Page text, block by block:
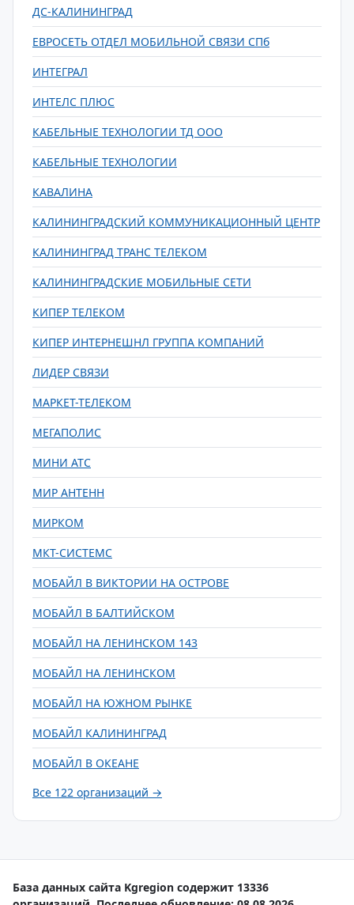
ДС-КАЛИНИНГРАД
ЕВРОСЕТЬ ОТДЕЛ МОБИЛЬНОЙ СВЯЗИ СПб
ИНТЕГРАЛ
ИНТЕЛС ПЛЮС
КАБЕЛЬНЫЕ ТЕХНОЛОГИИ ТД ООО
КАБЕЛЬНЫЕ ТЕХНОЛОГИИ
КАВАЛИНА
КАЛИНИНГРАДСКИЙ КОММУНИКАЦИОННЫЙ ЦЕНТР
КАЛИНИНГРАД ТРАНС ТЕЛЕКОМ
КАЛИНИНГРАДСКИЕ МОБИЛЬНЫЕ СЕТИ
КИПЕР ТЕЛЕКОМ
КИПЕР ИНТЕРНЕШНЛ ГРУППА КОМПАНИЙ
ЛИДЕР СВЯЗИ
МАРКЕТ-ТЕЛЕКОМ
МЕГАПОЛИС
МИНИ АТС
МИР АНТЕНН
МИРКОМ
МКТ-СИСТЕМС
МОБАЙЛ В ВИКТОРИИ НА ОСТРОВЕ
МОБАЙЛ В БАЛТИЙСКОМ
МОБАЙЛ НА ЛЕНИНСКОМ 143
МОБАЙЛ НА ЛЕНИНСКОМ
МОБАЙЛ НА ЮЖНОМ РЫНКЕ
МОБАЙЛ КАЛИНИНГРАД
МОБАЙЛ В ОКЕАНЕ
Все 122 организаций →
База данных сайта Kgregion содержит 13336